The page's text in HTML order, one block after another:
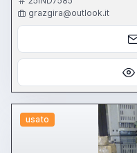
grazgira@outlook.it
usato